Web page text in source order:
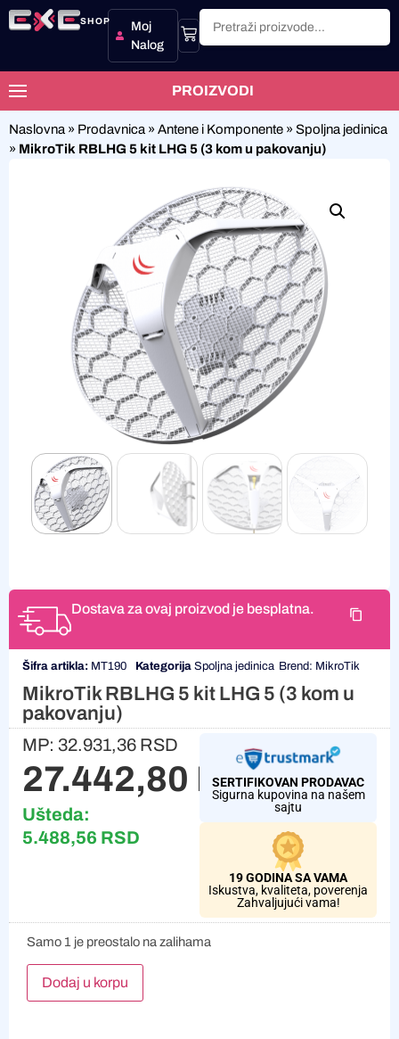
SHOP
Moj
Nalog
PROIZVODI
Naslovna » Prodavnica » Antene i Komponente » Spoljna jedinica
» MikroTik RBLHG 5 kit LHG 5 (3 kom u pakovanju)
Dostava za ovaj proizvod je besplatna.
Šifra artikla: MT190 Kategorija Spoljna jedinica Brend: MikroTik
MikroTik RBLHG 5 kit LHG 5 (3 kom u
pakovanju)
MP: 32.931,36 RSD
27.442,80 RSD
Ušteda:
5.488,56 RSD
SERTIFIKOVAN PRODAVAC
Sigurna kupovina na našem
sajtu
19 GODINA SA VAMA
Iskustva, kvaliteta, poverenja
Zahvaljujući vama!
Samo 1 je preostalo na zalihama
Dodaj u korpu